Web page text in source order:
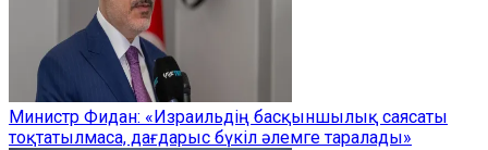
Министр Фидан: «Израильдің басқыншылық саясаты
тоқтатылмаса, дағдарыс бүкіл әлемге таралады»